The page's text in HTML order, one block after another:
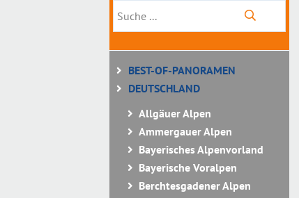
BEST-OF-PANORAMEN
DEUTSCHLAND
Allgäuer Alpen
Ammergauer Alpen
Bayerisches Alpenvorland
Bayerische Voralpen
Berchtesgadener Alpen